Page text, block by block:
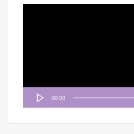
00:00